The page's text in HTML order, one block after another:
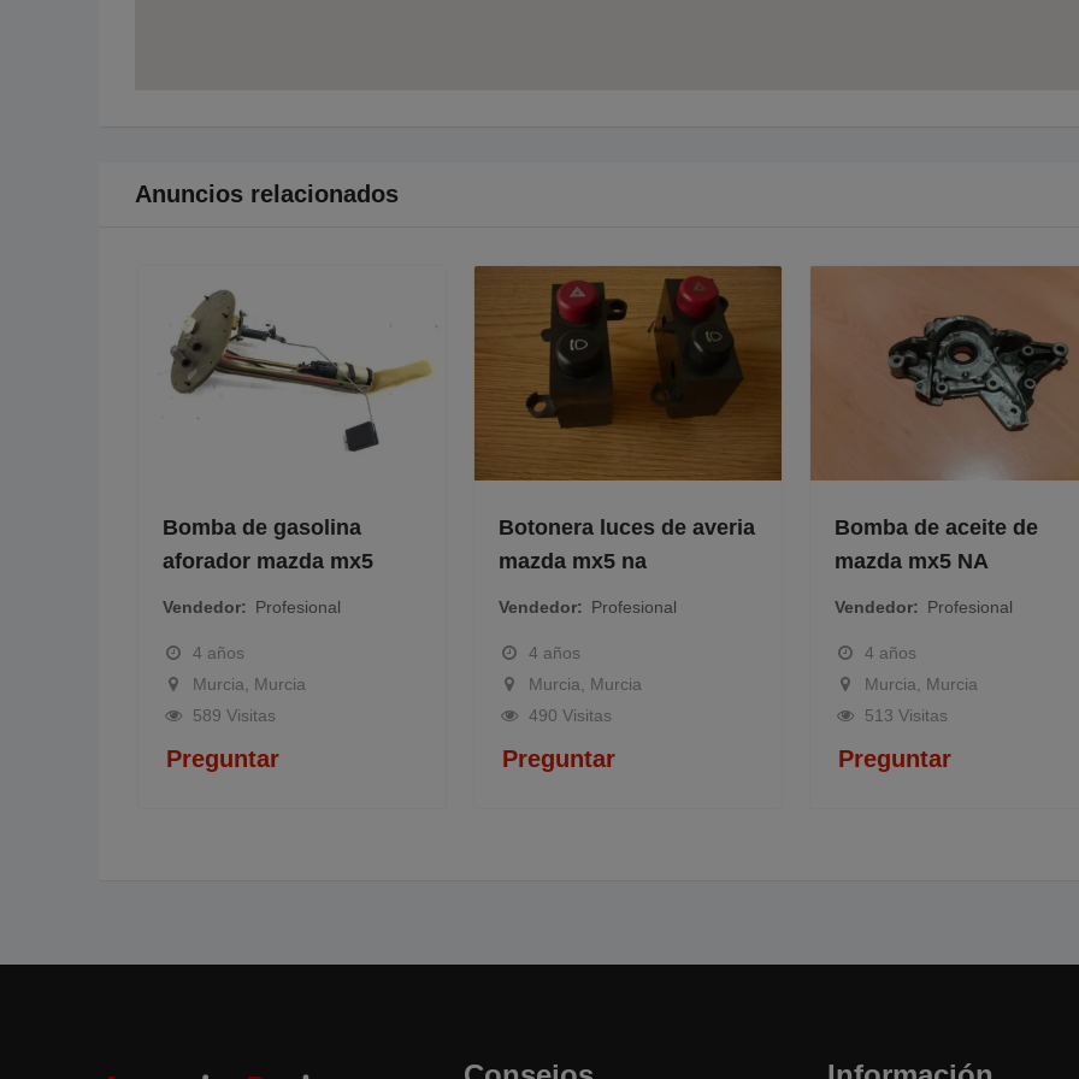
Anuncios relacionados
Bomba de gasolina
aforador mazda mx5
Vendedor Profesional
4 años
Murcia, Murcia
589 Visitas
Preguntar
Botonera luces de averia
mazda mx5 na
Vendedor Profesional
4 años
Murcia, Murcia
490 Visitas
Preguntar
Bomba de aceite de
mazda mx5 NA
Vendedor Profesional
4 años
Murcia, Murcia
513 Visitas
Preguntar